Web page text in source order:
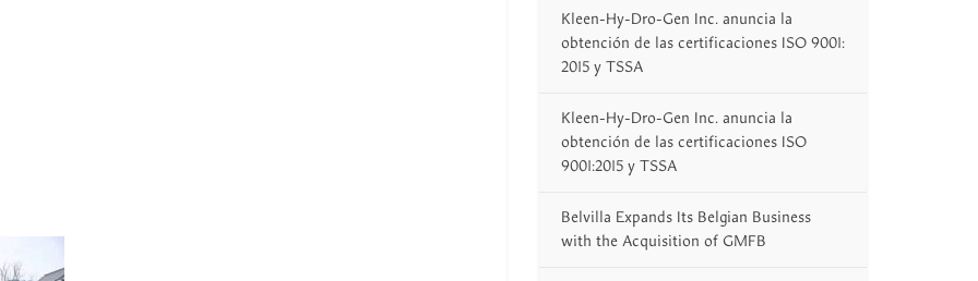
Kleen-Hy-Dro-Gen Inc. anuncia la
obtención de las certificaciones ISO 9001:
2015 y TSSA
Kleen-Hy-Dro-Gen Inc. anuncia la
obtención de las certificaciones ISO
9001:2015 y TSSA
Belvilla Expands Its Belgian Business
with the Acquisition of GMFB